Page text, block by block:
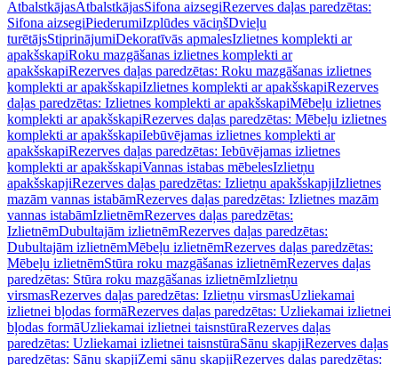
AtbalstkājasAtbalstkājasSifona aizsegiRezerves daļas paredzētas:
Sifona aizsegiPiederumiIzplūdes vāciņšDvieļu
turētājsStiprinājumiDekoratīvās apmalesIzlietnes komplekti ar
apakšskapiRoku mazgāšanas izlietnes komplekti ar
apakšskapiRezerves daļas paredzētas: Roku mazgāšanas izlietnes
komplekti ar apakšskapiIzlietnes komplekti ar apakšskapiRezerves
daļas paredzētas: Izlietnes komplekti ar apakšskapiMēbeļu izlietnes
komplekti ar apakšskapiRezerves daļas paredzētas: Mēbeļu izlietnes
komplekti ar apakšskapiIebūvējamas izlietnes komplekti ar
apakšskapiRezerves daļas paredzētas: Iebūvējamas izlietnes
komplekti ar apakšskapiVannas istabas mēbelesIzlietņu
apakšskapjiRezerves daļas paredzētas: Izlietņu apakšskapjiIzlietnes
mazām vannas istabāmRezerves daļas paredzētas: Izlietnes mazām
vannas istabāmIzlietnēmRezerves daļas paredzētas:
IzlietnēmDubultajām izlietnēmRezerves daļas paredzētas:
Dubultajām izlietnēmMēbeļu izlietnēmRezerves daļas paredzētas:
Mēbeļu izlietnēmStūra roku mazgāšanas izlietnēmRezerves daļas
paredzētas: Stūra roku mazgāšanas izlietnēmIzlietņu
virsmasRezerves daļas paredzētas: Izlietņu virsmasUzliekamai
izlietnei bļodas formāRezerves daļas paredzētas: Uzliekamai izlietnei
bļodas formāUzliekamai izlietnei taisnstūraRezerves daļas
paredzētas: Uzliekamai izlietnei taisnstūraSānu skapjiRezerves daļas
paredzētas: Sānu skapjiZemi sānu skapjiRezerves daļas paredzētas: